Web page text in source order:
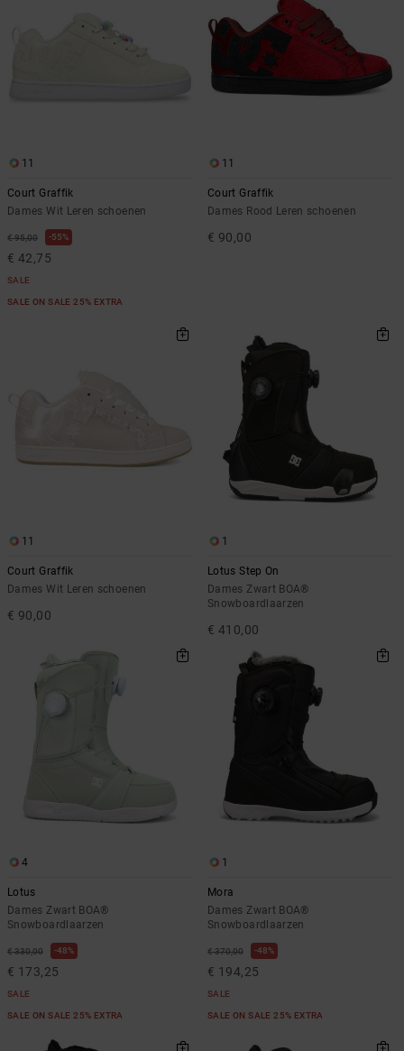
11
Court Graffik
Dames Wit Leren schoenen
€ 95,00 55%
€ 42,75
SALE
SALE ON SALE 25% EXTRA
11
Court Graffik
Dames Rood Leren schoenen
€ 90,00
11
Court Graffik
Dames Wit Leren schoenen
€ 90,00
1
Lotus Step On
Dames Zwart BOA®
Snowboardlaarzen
€ 410,00
4
Lotus
Dames Zwart BOA®
Snowboardlaarzen
€ 330,00 48%
€ 173,25
SALE
SALE ON SALE 25% EXTRA
1
Mora
Dames Zwart BOA®
Snowboardlaarzen
€ 370,00 48%
€ 194,25
SALE
SALE ON SALE 25% EXTRA